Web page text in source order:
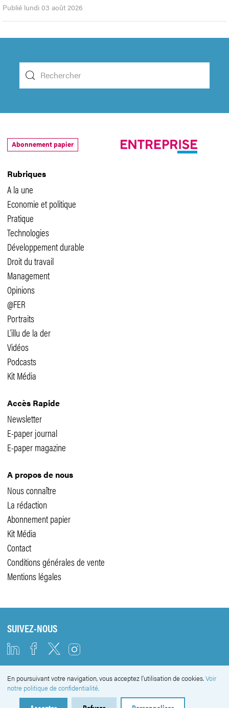
Publié lundi 03 août 2026
Rubriques
A la une
Economie et politique
Pratique
Technologies
Développement durable
Droit du travail
Management
Opinions
@FER
Portraits
L'illu de la der
Vidéos
Podcasts
Kit Média
Accès Rapide
Newsletter
E-paper journal
E-paper magazine
A propos de nous
Nous connaître
La rédaction
Abonnement papier
Kit Média
Contact
Conditions générales de vente
Mentions légales
Abonnement papier
SUIVEZ-NOUS
NEWSLETTER
En poursuivant votre navigation, vous acceptez l'utilisation de cookies.Voir
notre politique de confidentialité.